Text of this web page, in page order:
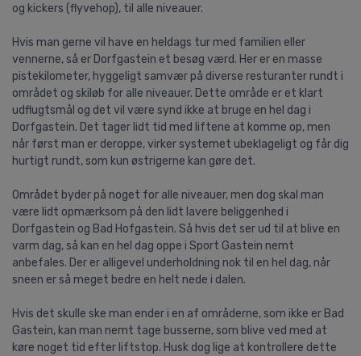
og kickers (flyvehop), til alle niveauer.
Hvis man gerne vil have en heldags tur med familien eller
vennerne, så er Dorfgastein et besøg værd. Her er en masse
pistekilometer, hyggeligt samvær på diverse resturanter rundt i
området og skiløb for alle niveauer. Dette område er et klart
udflugtsmål og det vil være synd ikke at bruge en hel dag i
Dorfgastein. Det tager lidt tid med liftene at komme op, men
når først man er deroppe, virker systemet ubeklageligt og får dig
hurtigt rundt, som kun østrigerne kan gøre det.
Området byder på noget for alle niveauer, men dog skal man
være lidt opmærksom på den lidt lavere beliggenhed i
Dorfgastein og Bad Hofgastein. Så hvis det ser ud til at blive en
varm dag, så kan en hel dag oppe i Sport Gastein nemt
anbefales. Der er alligevel underholdning nok til en hel dag, når
sneen er så meget bedre en helt nede i dalen.
Hvis det skulle ske man ender i en af områderne, som ikke er Bad
Gastein, kan man nemt tage busserne, som blive ved med at
køre noget tid efter liftstop. Husk dog lige at kontrollere dette